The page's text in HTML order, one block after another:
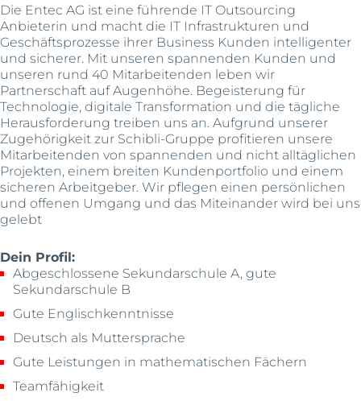
Die Entec AG ist eine führende IT Outsourcing
Anbieterin und macht die IT Infrastrukturen und
Geschäftsprozesse ihrer Business Kunden intelligenter
und sicherer. Mit unseren spannenden Kunden und
unseren rund 40 Mitarbeitenden leben wir
Partnerschaft auf Augenhöhe. Begeisterung für
Technologie, digitale Transformation und die tägliche
Herausforderung treiben uns an. Aufgrund unserer
Zugehörigkeit zur Schibli-Gruppe profitieren unsere
Mitarbeitenden von spannenden und nicht alltäglichen
Projekten, einem breiten Kundenportfolio und einem
sicheren Arbeitgeber. Wir pflegen einen persönlichen
und offenen Umgang und das Miteinander wird bei uns
gelebt
Dein Profil:
Abgeschlossene Sekundarschule A, gute
Sekundarschule B
Gute Englischkenntnisse
Deutsch als Muttersprache
Gute Leistungen in mathematischen Fächern
Teamfähigkeit